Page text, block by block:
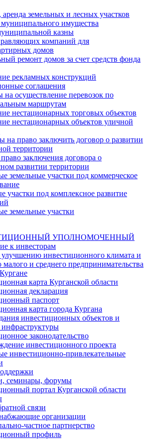
земельных и лесных участков
имущества
казны
компаний для
домов
ремонт домов за счет средств фонда
рекламных конструкций
соглашения
на осуществление перевозок по
маршрутам
нестационарных торговых объектов
нестационарных объектов уличной
на право заключить договор о развитии
территории
заключения договора о
развитии территории
земельные участки под коммерческое
участки под комплексное развитие
земельные участки
УПОЛНОМОЧЕННЫЙ
к инвесторам
инвестиционного климата и
малого и среднего предпринимательства
карта Курганской области
декларация
паспорт
карта города Кургана
инвестиционных объектов и
инфраструктуры
законодательство
инвестиционного проекта
инвестиционно-привлекательные
семинары, форумы
портал Курганской области
связи
организации
частное партнерство
профиль